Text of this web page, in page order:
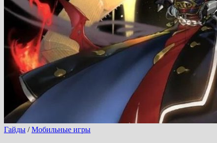
Гайды /Мобильные игры